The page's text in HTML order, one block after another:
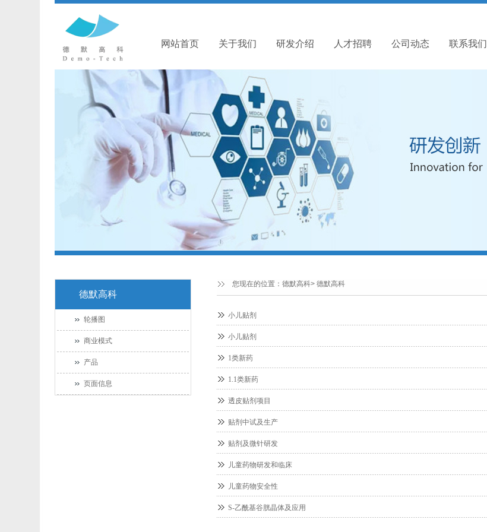
网站首页 关于我们 研发介绍 人才招聘 公司动态 联系我们
小儿贴剂
小儿贴剂
1类新药
1.1类新药
透皮贴剂项目
贴剂中试及生产
贴剂及微针研发
儿童药物研发和临床
儿童药物安全性
S-乙酰基谷胱晶体及应用
您现在的位置： 德默高科> 德默高科
德默高科
轮播图
商业模式
产品
页面信息